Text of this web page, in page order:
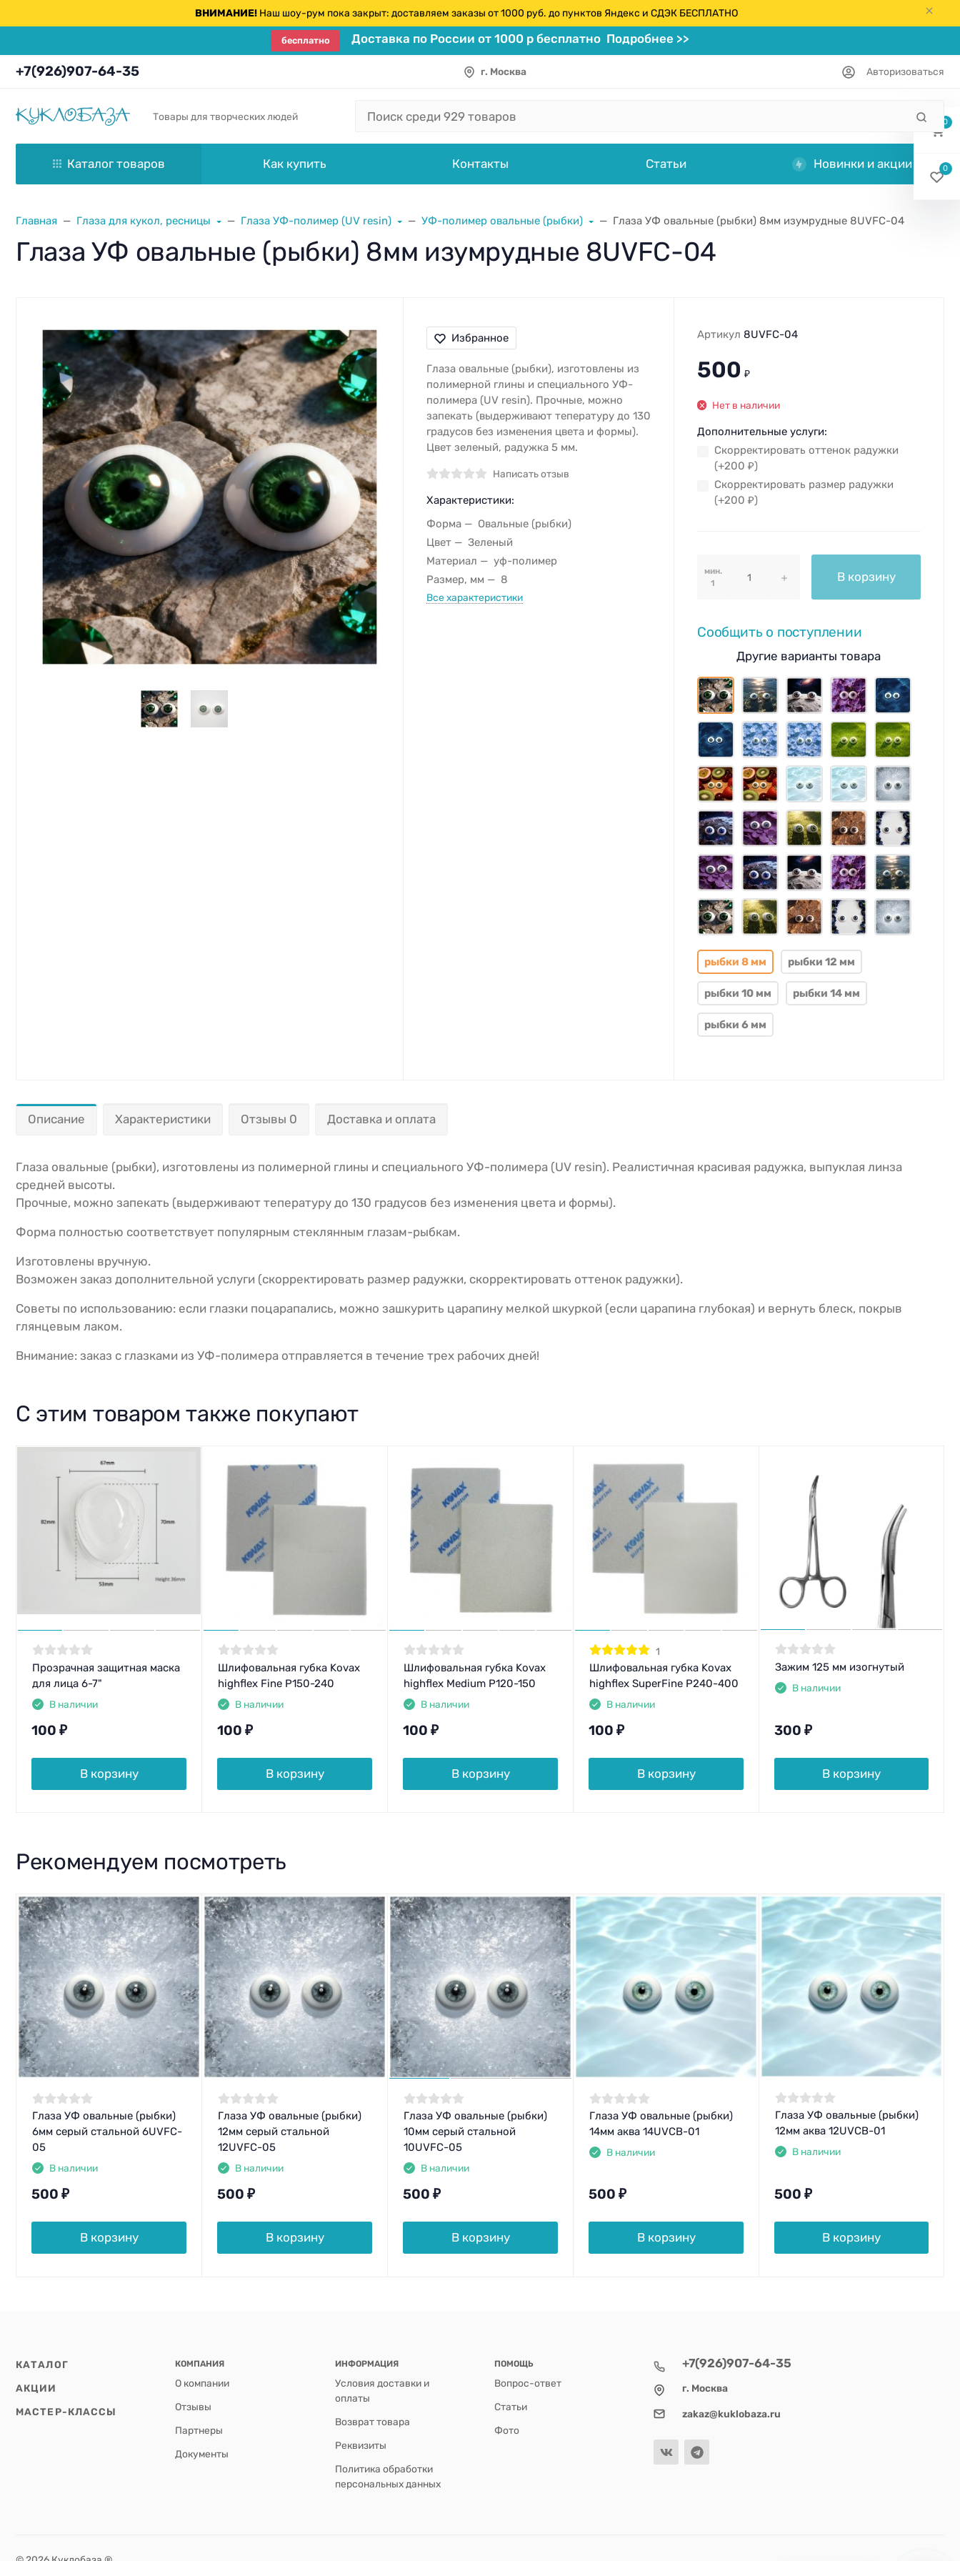
ВНИМАНИЕ!Наш шоу-рум пока закрыт: доставляем заказы от 1000 руб. до пунктов Яндекс и СДЭК БЕСПЛАТНО
бесплатно Доставка по России от 1000 р бесплатно Подробнее >>
+7(926)907-64-35 г. Москва Авторизоваться
Товары для творческих людей
Каталог товаров Как купить Контакты Статьи Новинки и акции
Главная Глаза для кукол, ресницы Глаза УФ-полимер (UV resin) УФ-полимер овальные (рыбки) Глаза УФ овальные (рыбки) 8мм изумрудные 8UVFC-04
Глаза УФ овальные (рыбки) 8мм изумрудные 8UVFC-04
Избранное
Глаза овальные (рыбки), изготовлены из
полимерной глины и специального УФ-
полимера (UV resin). Прочные, можно
запекать (выдерживают тепературу до 130
градусов без изменения цвета и формы).
Цвет зеленый, радужка 5 мм.
Написать отзыв
Характеристики:
Форма
Овальные (рыбки)
Цвет
Зеленый
Материал
уф-полимер
Размер, мм
8
Все характеристики
Артикул 8UVFC-04
500 ₽
Нет в наличии
Дополнительные услуги:
Скорректировать оттенок радужки
(+200 ₽)
Скорректировать размер радужки
(+200 ₽)
мин.
1
В корзину
Сообщить о поступлении
Другие варианты товара
рыбки 8 мм рыбки 12 мм
рыбки 10 мм рыбки 14 мм
рыбки 6 мм
Описание Характеристики Отзывы 0 Доставка и оплата
Глаза овальные (рыбки), изготовлены из полимерной глины и специального УФ-полимера (UV resin). Реалистичная красивая радужка, выпуклая линза
средней высоты.
Прочные, можно запекать (выдерживают тепературу до 130 градусов без изменения цвета и формы).
Форма полностью соответствует популярным стеклянным глазам-рыбкам.
Изготовлены вручную.
Возможен заказ дополнительной услуги (скорректировать размер радужки, скорректировать оттенок радужки).
Советы по использованию: если глазки поцарапались, можно зашкурить царапину мелкой шкуркой (если царапина глубокая) и вернуть блеск, покрыв
глянцевым лаком.
Внимание: заказ с глазками из УФ-полимера отправляется в течение трех рабочих дней!
С этим товаром также покупают
Прозрачная защитная маска
для лица 6-7"
В наличии
100 ₽
В корзину
Шлифовальная губка Kovax
highflex Fine P150-240
В наличии
100 ₽
В корзину
Шлифовальная губка Kovax
highflex Medium P120-150
В наличии
100 ₽
В корзину
1
Шлифовальная губка Kovax
highflex SuperFine P240-400
В наличии
100 ₽
В корзину
Зажим 125 мм изогнутый
В наличии
300 ₽
В корзину
Рекомендуем посмотреть
Глаза УФ овальные (рыбки)
6мм серый стальной 6UVFC-
05
В наличии
500 ₽
В корзину
Глаза УФ овальные (рыбки)
12мм серый стальной
12UVFC-05
В наличии
500 ₽
В корзину
Глаза УФ овальные (рыбки)
10мм серый стальной
10UVFC-05
В наличии
500 ₽
В корзину
Глаза УФ овальные (рыбки)
14мм аква 14UVCB-01
В наличии
500 ₽
В корзину
Глаза УФ овальные (рыбки)
12мм аква 12UVCB-01
В наличии
500 ₽
В корзину
КАТАЛОГ
АКЦИИ
МАСТЕР-КЛАССЫ
КОМПАНИЯ
О компании
Отзывы
Партнеры
Документы
ИНФОРМАЦИЯ
Условия доставки и
оплаты
Возврат товара
Реквизиты
Политика обработки
персональных данных
ПОМОЩЬ
Вопрос-ответ
Статьи
Фото
+7(926)907-64-35
г. Москва
zakaz@kuklobaza.ru
0
0